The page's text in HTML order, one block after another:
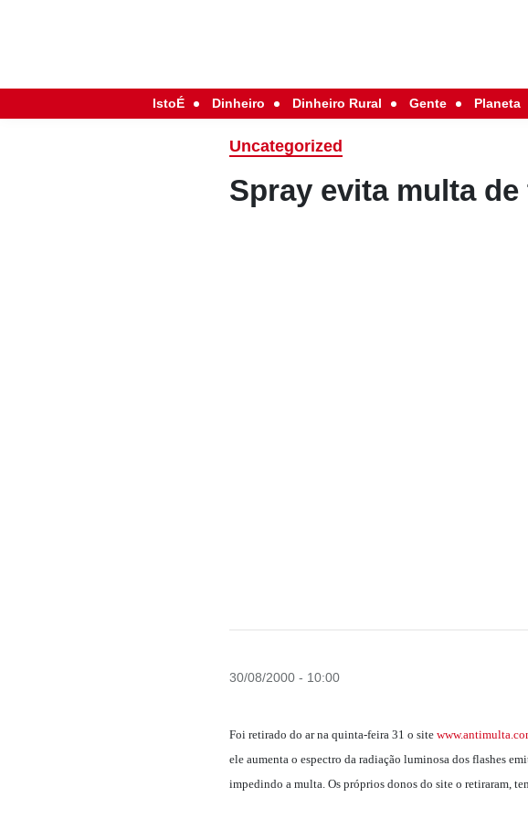
IstoÉ Dinheiro Dinheiro Rural Gente Planeta
Uncategorized
Spray evita multa
30/08/2000 - 10:00
Foi retirado do ar na quinta-feira 31 o site
ele aumenta o espectro da radiação luminosa dos flashes
impedindo a multa. Os próprios donos do site o retiraram,